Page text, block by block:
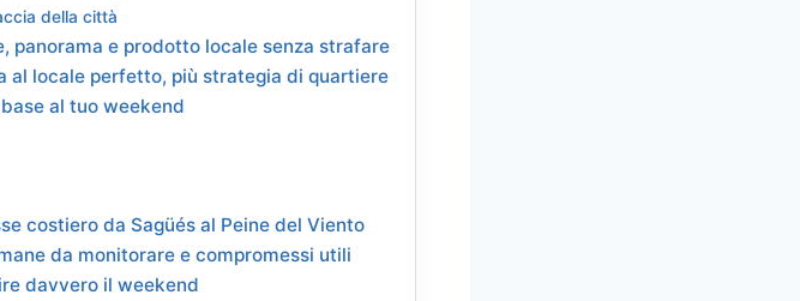
della città
panorama e prodotto locale senza strafare
al locale perfetto, più strategia di quartiere
al tuo weekend
costiero da Sagüés al Peine del Viento
da monitorare e compromessi utili
davvero il weekend